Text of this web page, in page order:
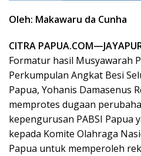
Oleh: Makawaru da Cunha
CITRA
Formatur hasil Musyawarah
Perkumpulan Angkat Besi
Papua, Yohanis Damasenus
memprotes dugaan
kepengurusan PABSI Papua
kepada Komite Olahraga
Papua untuk memperoleh